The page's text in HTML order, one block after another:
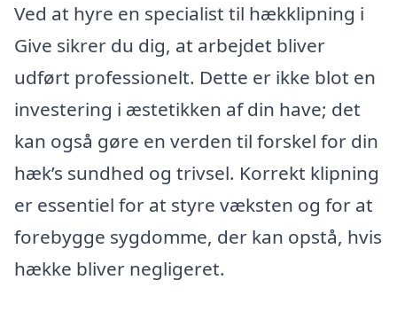
Ved at hyre en specialist til hækklipning i
Give sikrer du dig, at arbejdet bliver
udført professionelt. Dette er ikke blot en
investering i æstetikken af din have; det
kan også gøre en verden til forskel for din
hæk’s sundhed og trivsel. Korrekt klipning
er essentiel for at styre væksten og for at
forebygge sygdomme, der kan opstå, hvis
hække bliver negligeret.